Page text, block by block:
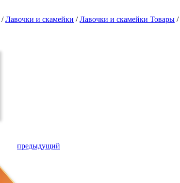
/Лавочки и скамейки /Лавочки и скамейки Товары /
предыдущий